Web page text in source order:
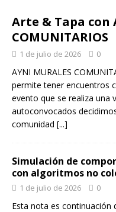
Arte & Tapa con
COMUNITARIOS
1 de julio de 2026 0
AYNI MURALES
permite tener encuentros
evento que se realiza una
autoconvocados
comunidad [...]
Simulación de
con algoritmos no
1 de julio de 2026 0
Esta nota es continuación